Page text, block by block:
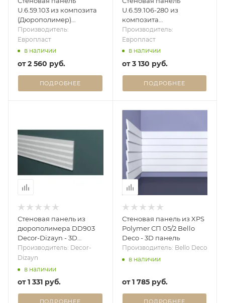
U.6.59.103 из композита
(Дюрополимер)
Европласт - 3D панель
Производитель:
Европласт
в наличии
от2 560 руб.
ПОДРОБНЕЕ
U.6.59.106-280 из
композита
(Дюрополимер)
Европласт - 3D панель
Производитель:
Европласт
в наличии
от3 130 руб.
ПОДРОБНЕЕ
Стеновая панель из
дюрополимера DD903
Decor-Dizayn - 3D
панель
Производитель: Decor-
Dizayn
в наличии
от1 331 руб.
ПОДРОБНЕЕ
Стеновая панель из XPS
Polymer СП 05/2 Bello
Deco - 3D панель
Производитель: Bello Deco
в наличии
от1 785 руб.
ПОДРОБНЕЕ